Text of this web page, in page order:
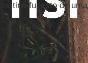
funesto de uma